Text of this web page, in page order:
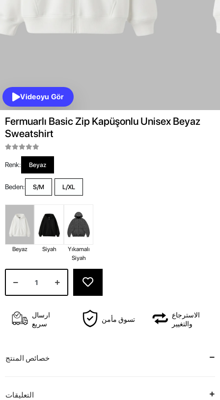
Videoyu Gör
Fermuarlı Basic Zip Kapüşonlu Unisex Beyaz
Sweatshirt
Renk: Beyaz
Beden: S/M L/XL
Beyaz Siyah
Yıkamalı
Siyah
ارسال
سريع
تسوق مأمن
الاسترجاع
والتغيير
خصائص المنتج
التعليقات